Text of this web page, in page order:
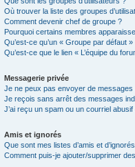
Où trouver la liste des groupes
Comment devenir chef de groupe ?
Pourquoi certains membres
Qu’est-ce qu’un « Groupe par défaut »
Qu’est-ce que le lien « L’équipe du
Messagerie privée
Je ne peux pas envoyer de messages
Je reçois sans arrêt des messages
J’ai reçu un spam ou un courriel
Amis et ignorés
Que sont mes listes d’amis et
Comment puis-je ajouter/supprimer